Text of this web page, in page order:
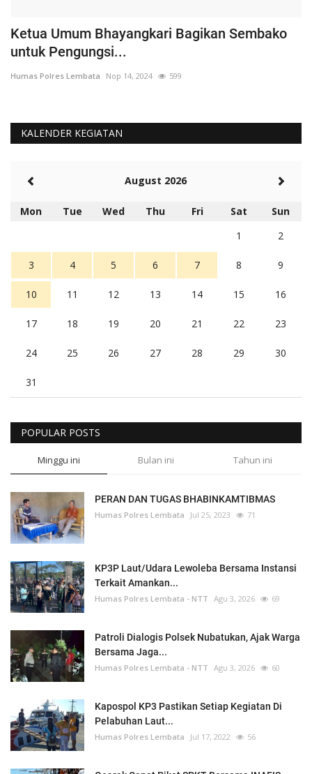
Ketua Umum Bhayangkari Bagikan Sembako
untuk Pengungsi...
Humas Polres Lembata Nop 14, 2024 599
KALENDER KEGIATAN
August 2026
Mon Tue Wed Thu Fri Sat
Sun
1
2
3 4 5 6 7 8 9
10 11 12 13 14 15 16
17 18 19 20 21 22 23
24 25 26 27 28 29 30
31
POPULAR POSTS
Minggu ini Bulan ini Tahun ini
PERAN DAN TUGAS BHABINKAMTIBMAS
Humas Polres Lembata Jul 25, 2023 71
KP3P Laut/Udara Lewoleba Bersama Instansi
Terkait Amankan...
Humas Polres Lembata - NTT Agu 3, 2026 69
Patroli Dialogis Polsek Nubatukan, Ajak Warga
Bersama Jaga...
Humas Polres Lembata - NTT Agu 3, 2026 60
Kapospol KP3 Pastikan Setiap Kegiatan Di
Pelabuhan Laut...
Humas Polres Lembata Jul 17, 2022 56